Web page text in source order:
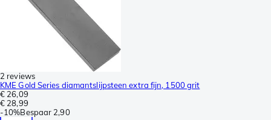
2 reviews
KME Gold Series diamantslijpsteen extra fijn, 1500 grit
€ 26,09
€ 28,99
-10%Bespaar 2,90